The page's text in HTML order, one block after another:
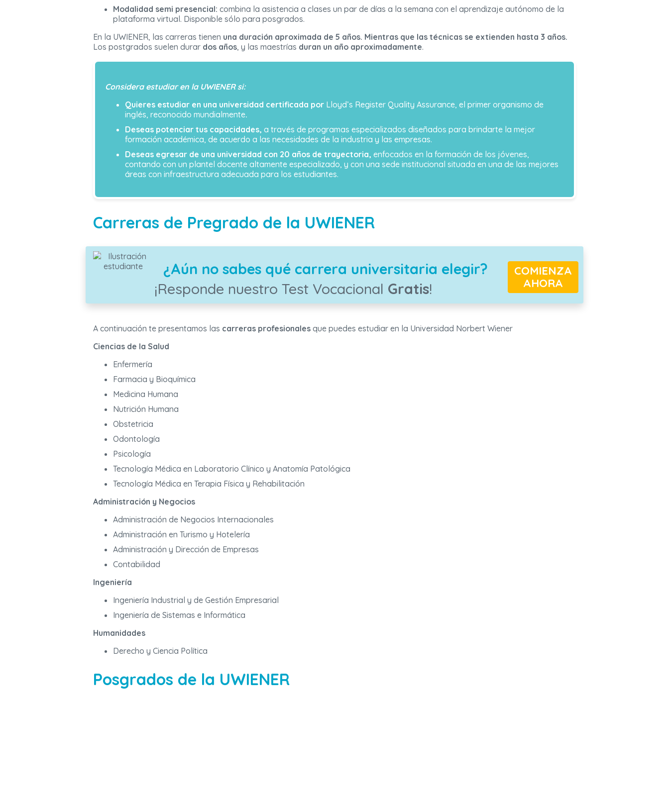
Modalidad semi presencial: combina la asistencia a clases un par de días a la semana con el aprendizaje autónomo de la
plataforma virtual. Disponible sólo para posgrados.
En la UWIENER, las carreras tienen una duración aproximada de 5 años. Mientras que las técnicas se extienden hasta 3 años.
Los postgrados suelen durar dos años, y las maestrías duran un año aproximadamente.
Considera estudiar en la UWIENER si:
Quieres estudiar en una universidad certificada por Lloyd’s Register Quality Assurance, el primer organismo de
inglés, reconocido mundialmente.
Deseas potenciar tus capacidades, a través de programas especializados diseñados para brindarte la mejor
formación académica, de acuerdo a las necesidades de la industria y las empresas.
Deseas egresar de una universidad con 20 años de trayectoria, enfocados en la formación de los jóvenes,
contando con un plantel docente altamente especializado, y con una sede institucional situada en una de las mejores
áreas con infraestructura adecuada para los estudiantes.
Carreras de Pregrado de la UWIENER
¿Aún no sabes qué carrera universitaria elegir?
¡Responde nuestro Test Vocacional Gratis!
COMIENZA
AHORA
A continuación te presentamos las carreras profesionales que puedes estudiar en la Universidad Norbert Wiener
Ciencias de la Salud
Enfermería
Farmacia y Bioquímica
Medicina Humana
Nutrición Humana
Obstetricia
Odontología
Psicología
Tecnología Médica en Laboratorio Clínico y Anatomía Patológica
Tecnología Médica en Terapia Física y Rehabilitación
Administración y Negocios
Administración de Negocios Internacionales
Administración en Turismo y Hotelería
Administración y Dirección de Empresas
Contabilidad
Ingeniería
Ingeniería Industrial y de Gestión Empresarial
Ingeniería de Sistemas e Informática
Humanidades
Derecho y Ciencia Política
Posgrados de la UWIENER